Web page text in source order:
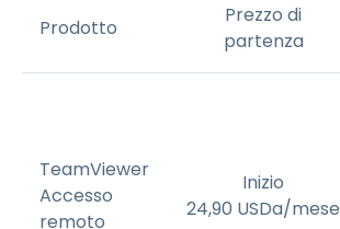
Prodotto
Prezzo di
partenza
TeamViewer
Accesso
remoto
Inizio
24,90 USDa/mese